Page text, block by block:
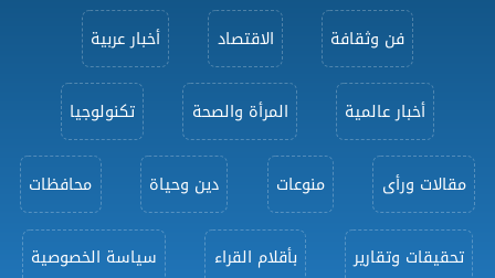
فن وثقافة الاقتصاد أخبار عربية
أخبار عالمية المرأة والصحة تكنولوجيا
مقالات ورأى منوعات دين وحياة محافظات
تحقيقات وتقارير بأقلام القراء سياسة الخصوصية